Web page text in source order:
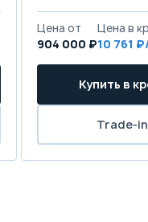
Цена от
904 000 ₽
Цена в
10 761
Купить в
Trade-in